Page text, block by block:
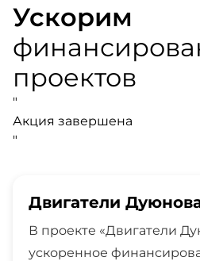
Ускорим
проектов
"
Акция завершена
"
Двигатели
В проекте «Двигатели
ускоренное